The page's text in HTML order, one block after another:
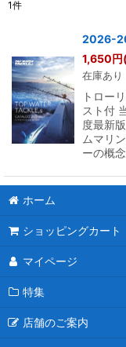
並び順:
1件
2026-
1,650円
在庫あり
トロー
スト付
度最新
ムマリ
ーの概
ホーム
ショッピングカート
マイページ
特集
店舗のご案内